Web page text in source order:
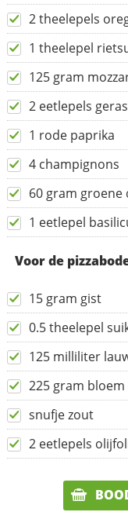
2 theelepels
1 theelepel
125 gram
2 eetlepels
1 rode paprika
4 champignons
60 gram groene
1 eetlepel
Voor de
15 gram gist
0.5 theelepel
125 milliliter
225 gram bloem
snufje zout
2 eetlepels